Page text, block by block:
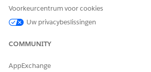
Type verwijzingsactie
aanwijzingssjablonen uit?
Voorkeurcentrum voor cookies
Uw privacybeslissingen
COMMUNITY
AppExchange